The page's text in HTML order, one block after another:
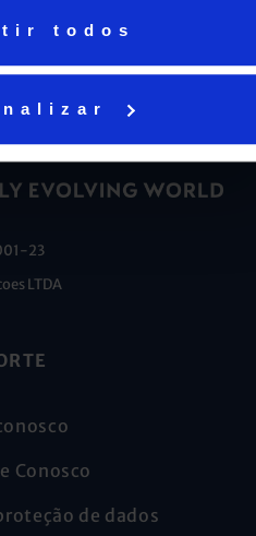
todos
23
LTDA
Conosco
de dados